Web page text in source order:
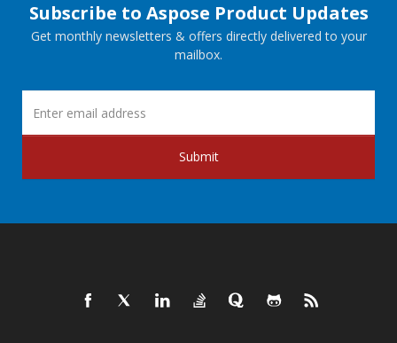
Subscribe to Aspose Product Updates
Get monthly newsletters & offers directly delivered to your
mailbox.
Submit